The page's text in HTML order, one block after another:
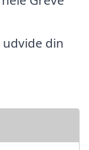
din